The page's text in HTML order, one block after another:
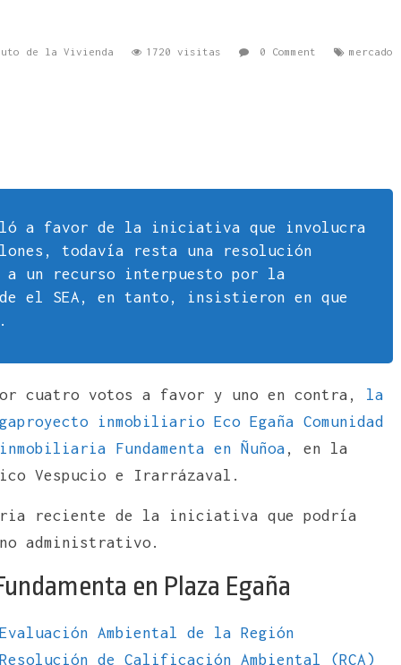
de la Vivienda 1720 visitas 0 Comment mercado
a favor de la iniciativa que involucra
todavía resta una resolución
a un recurso interpuesto por la
el SEA, en tanto, insistieron en que
cuatro votos a favor y uno en contra, la
inmobiliario Eco Egaña Comunidad
Fundamenta en Ñuñoa , en la
Vespucio e Irarrázaval.
reciente de la iniciativa que podría
administrativo.
en Plaza Egaña
Ambiental de la Región
de Calificación Ambiental (RCA)